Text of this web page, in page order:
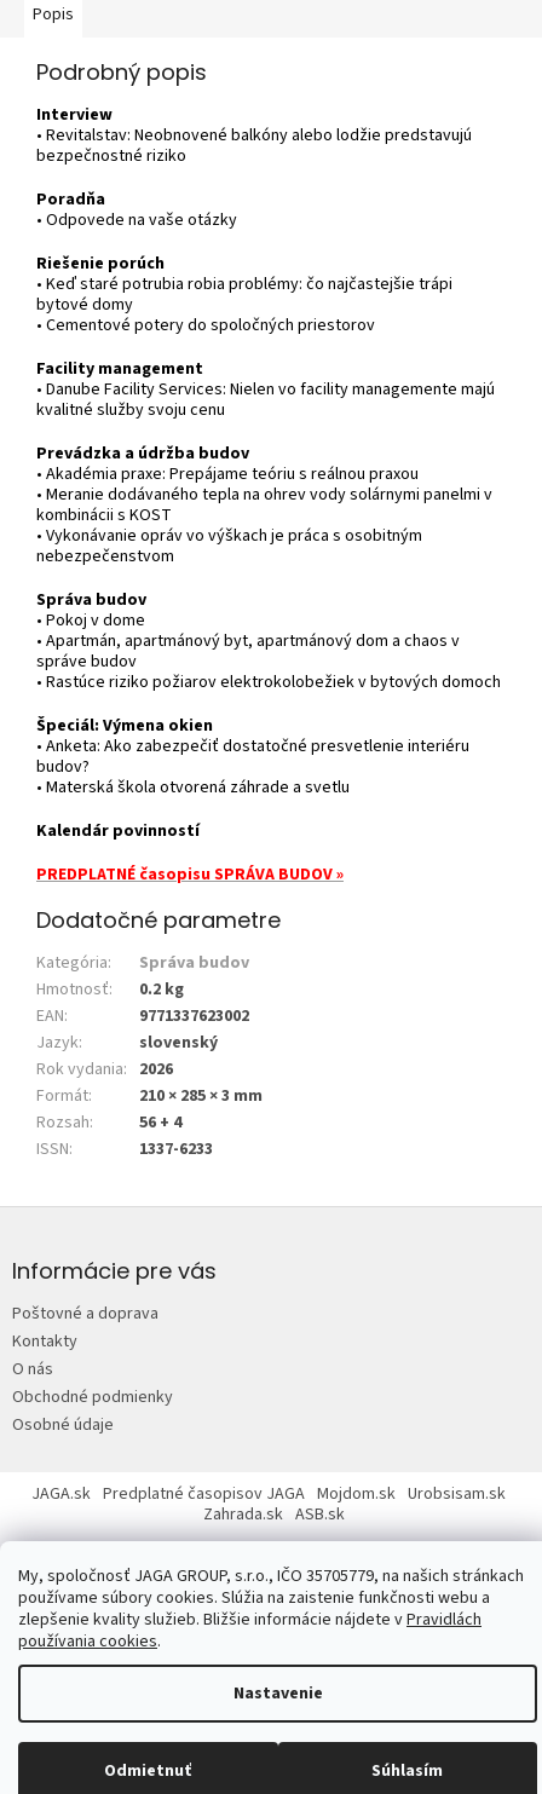
My, spoločnosť JAGA GROUP, s.r.o., IČO 35705779, na našich stránkach
používame súbory cookies. Slúžia na zaistenie funkčnosti webu a
zlepšenie kvality služieb. Bližšie informácie nájdete vPravidlách
používania cookies.
Nastavenie
Odmietnuť Súhlasím
Popis
Podrobný popis
Interview
• Revitalstav: Neobnovené balkóny alebo lodžie predstavujú
bezpečnostné riziko
Poradňa
• Odpovede na vaše otázky
Riešenie porúch
• Keď staré potrubia robia problémy: čo najčastejšie trápi
bytové domy
• Cementové potery do spoločných priestorov
Facility management
• Danube Facility Services: Nielen vo facility managemente majú
kvalitné služby svoju cenu
Prevádzka a údržba budov
• Akadémia praxe: Prepájame teóriu s reálnou praxou
• Meranie dodávaného tepla na ohrev vody solárnymi panelmi v
kombinácii s KOST
• Vykonávanie opráv vo výškach je práca s osobitným
nebezpečenstvom
Správa budov
• Pokoj v dome
• Apartmán, apartmánový byt, apartmánový dom a chaos v
správe budov
• Rastúce riziko požiarov elektrokolobežiek v bytových domoch
Špeciál: Výmena okien
• Anketa: Ako zabezpečiť dostatočné presvetlenie interiéru
budov?
• Materská škola otvorená záhrade a svetlu
Kalendár povinností
PREDPLATNÉ časopisu SPRÁVA BUDOV »
Dodatočné parametre
Kategória:
Správa budov
Hmotnosť:
0.2 kg
EAN:
9771337623002
Jazyk:
slovenský
Rok vydania: 2026
Formát:
210 × 285 × 3 mm
Rozsah:
56 + 4
ISSN: 1337-6233
p
e
Informácie pre vás
Poštovné a doprava
Kontakty
O nás
Obchodné podmienky
Osobné údaje
JAGA.sk Predplatné časopisov JAGA Mojdom.sk Urobsisam.sk
Zahrada.sk ASB.sk